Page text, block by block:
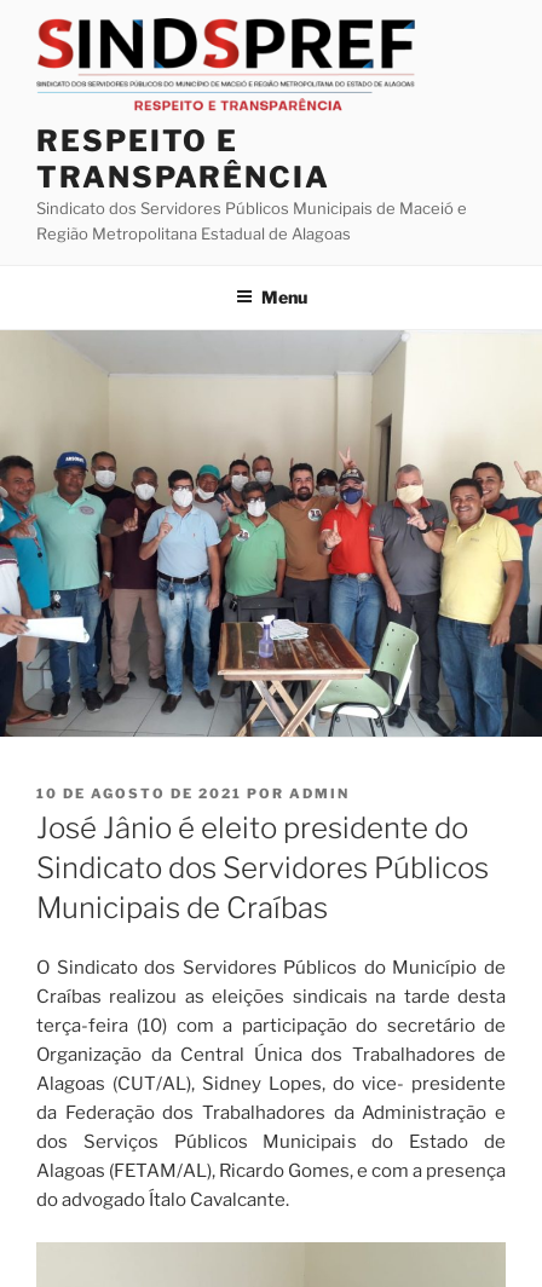
conteúdo
RESPEITO E
TRANSPARÊNCIA
Sindicato dos Servidores Públicos Municipais de Maceió e
Região Metropolitana Estadual de Alagoas
Menu
PUBLICADO
EM
10 DE AGOSTO DE 2021 POR ADMIN
José Jânio é eleito presidente do
Sindicato dos Servidores Públicos
Municipais de Craíbas
O Sindicato dos Servidores Públicos do Município de
Craíbas realizou as eleições sindicais na tarde desta
terça-feira (10) com a participação do secretário de
Organização da Central Única dos Trabalhadores de
Alagoas (CUT/AL), Sidney Lopes, do vice- presidente
da Federação dos Trabalhadores da Administração e
dos Serviços Públicos Municipais do Estado de
Alagoas (FETAM/AL), Ricardo Gomes, e com a presença
do advogado Ítalo Cavalcante.